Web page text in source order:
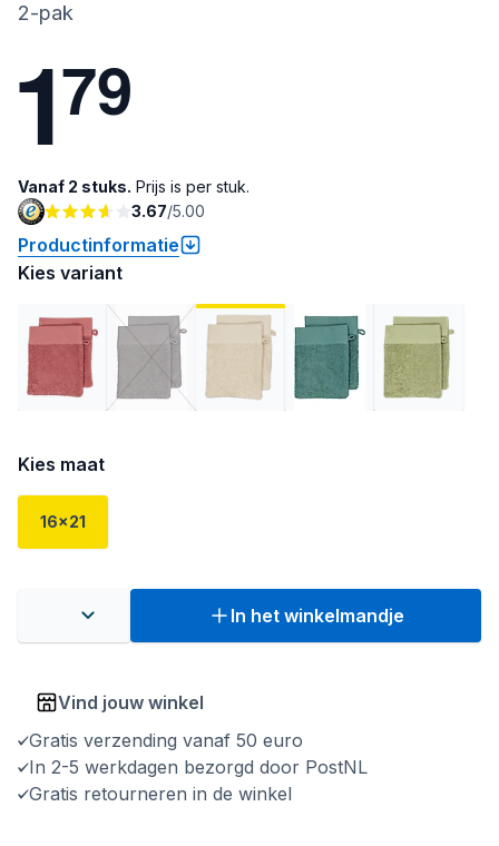
2-pak
179
Vanaf 2 stuks. Prijs is per stuk.
3.67/5.00
Productinformatie
Kies variant
Kies maat
16x21
In het winkelmandje
Vind jouw winkel
Gratis verzending vanaf 50 euro
In 2-5 werkdagen bezorgd door PostNL
Gratis retourneren in de winkel